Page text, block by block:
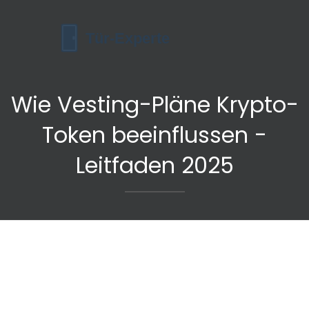
Wie Vesting-Pläne Krypto-
Token beeinflussen -
Leitfaden 2025